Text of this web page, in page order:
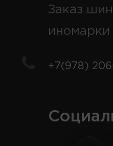
Заказ
иномарки
+7(978)